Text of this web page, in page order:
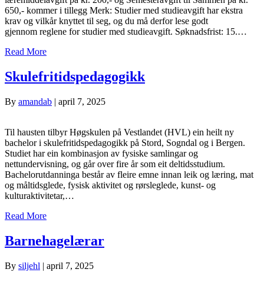
650,- kommer i tillegg Merk: Studier med studieavgift har ekstra
krav og vilkår knyttet til seg, og du må derfor lese godt
gjennom reglene for studier med studieavgift. Søknadsfrist: 15.…
Read More
Skulefritids­­pedagogikk
By amandab | april 7, 2025
Til hausten tilbyr Høgskulen på Vestlandet (HVL) ein heilt ny
bachelor i skulefritidspedagogikk på Stord, Sogndal og i Bergen.
Studiet har ein kombinasjon av fysiske samlingar og
nettundervisning, og går over fire år som eit deltidsstudium.
Bachelorutdanninga består av fleire emne innan leik og læring, mat
og måltidsglede, fysisk aktivitet og rørsleglede, kunst- og
kulturaktivitetar,…
Read More
Barnehagelærar
By siljehl | april 7, 2025